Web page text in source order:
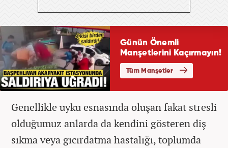
Genellikle uyku esnasında oluşan fakat stresli
olduğumuz anlarda da kendini gösteren diş
sıkma veya gıcırdatma hastalığı, toplumda